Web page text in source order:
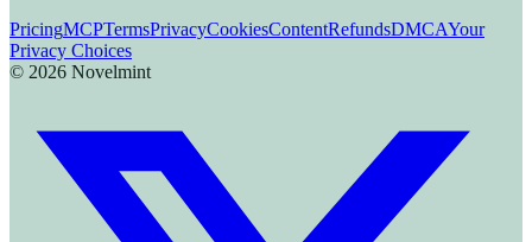
PricingMCPTermsPrivacyCookiesContentRefundsDMCAYour
Privacy Choices
© 2026 Novelmint